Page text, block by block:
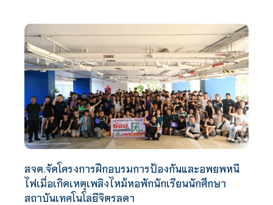
สจด.จัดโครงการฝึกอบรมการป้องกันและอพยพหนี
ไฟเมื่อเกิดเหตุเพลิงไหม้หอพักนักเรียนนักศึกษา
สถาบันเทคโนโลยีจิตรลดา